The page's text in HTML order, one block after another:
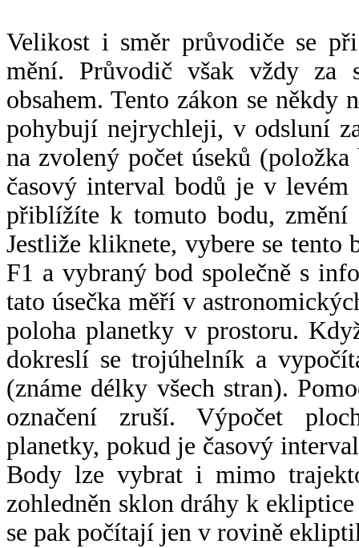
Velikost i směr průvodiče se
mění. Průvodič však vždy za
obsahem. Tento zákon se někdy
pohybují nejrychleji, v odsluní
na zvolený počet úseků
časový interval bodů je v
přiblížíte k tomuto bodu,
Jestliže kliknete, vybere se tento
F1 a vybraný bod společně s
tato úsečka měří v
poloha planetky v prostoru.
dokreslí se trojúhelník a
(známe délky všech stran).
označení zruší. Výpočet
planetky, pokud je časový
Body lze vybrat i mimo
zohledněn sklon dráhy k
se pak počítají jen v rovině